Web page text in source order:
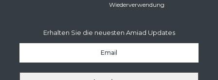
Wiederverwendung
Erhalten Sie die neuesten Amiad Updates